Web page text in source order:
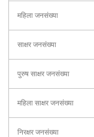
महिला जनसंख्या
साक्षर जनसंख्या
पुरुष साक्षर जनसंख्या
महिला साक्षर जनसंख्या
निरक्षर जनसंख्या